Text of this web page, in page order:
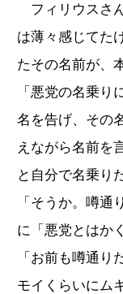
フィリウスさ
は薄々感じてた
たその名前が、
「悪党の名乗
名を告げ、その
えながら名前を
と自分で名乗り
「そうか。噂通
に「悪党とはか
「お前も噂通り
モイくらいにム